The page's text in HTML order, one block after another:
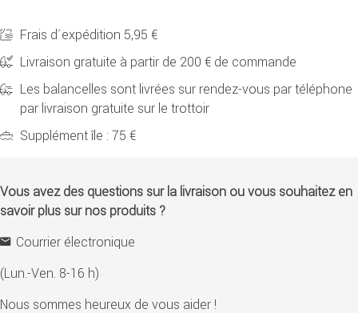
Frais d´expédition 5,95 €
Livraison gratuite à partir de 200 € de commande
Les balancelles sont livrées sur rendez-vous par téléphone
par livraison gratuite sur le trottoir
Supplément île : 75 €
Vous avez des questions sur la livraison ou vous souhaitez en
savoir plus sur nos produits ?
Courrier électronique
(Lun.-Ven. 8-16 h)
Nous sommes heureux de vous aider !